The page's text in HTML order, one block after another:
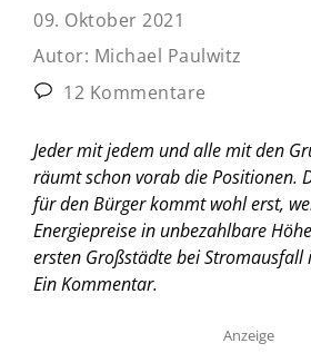
09. Oktober 2021
Autor: Michael Paulwitz
12 Kommentare
Jeder mit jedem und alle mit den
räumt schon vorab die Positionen.
für den Bürger kommt wohl erst,
Energiepreise in unbezahlbare
ersten Großstädte bei Stromausfall
Ein Kommentar.
Anzeige